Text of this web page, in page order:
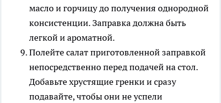
масло и горчицу до получения однородной
консистенции. Заправка должна быть
легкой и ароматной.
Полейте салат приготовленной заправкой
непосредственно перед подачей на стол.
Добавьте хрустящие гренки и сразу
подавайте, чтобы они не успели